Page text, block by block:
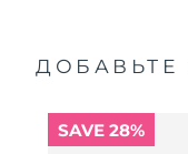
ДОБАВЬТЕ
SAVE 28%